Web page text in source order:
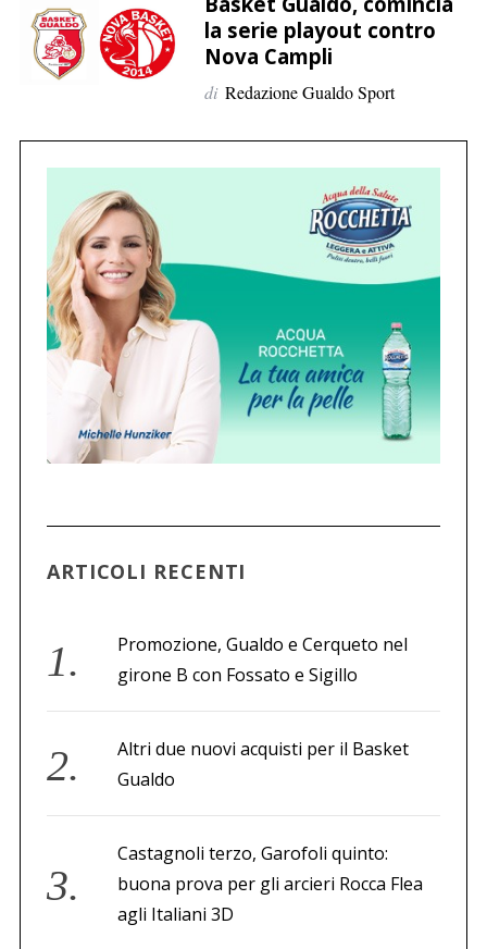
e
r
la serie playout contro
Nova Campli
di Redazione Gualdo Sport
ARTICOLI RECENTI
Promozione, Gualdo e Cerqueto nel
girone B con Fossato e Sigillo
Altri due nuovi acquisti per il Basket
Gualdo
Castagnoli terzo, Garofoli quinto:
buona prova per gli arcieri Rocca Flea
agli Italiani 3D
C
e
r
e
r